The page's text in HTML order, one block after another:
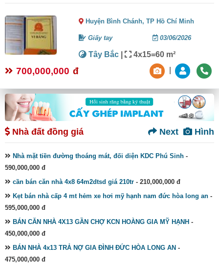
Huyện Bình Chánh,TP Hồ Chí Minh
Giấy tay 03/06/2026
Tây Bắc | 4x15=60 m²
700,000,000 đ
Nhà đất đồng giá Hình
Next
Nhà mặt tiền đường thoáng mát, đối diện KDC Phú Sinh -
590,000,000 đ
cần bán căn nhà 4x8 64m2dtsd giá 210tr - 210,000,000 đ
Kẹt bán nhà cấp 4 mt hẻm xe hơi mỹ hạnh nam đức hòa long an -
595,000,000 đ
BÁN CĂN NHÀ 4X13 GẦN CHỢ KCN HOÀNG GIA MỸ HẠNH -
450,000,000 đ
BÁN NHÀ 4x13 TRẢ NỢ GIA ĐÌNH ĐỨC HÒA LONG AN -
475,000,000 đ